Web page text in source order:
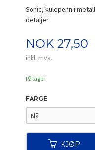
Sonic, kulepenn i
detaljer
Pris
NOK 27,50
inkl. mva.
På lager
FARGE
KJØP